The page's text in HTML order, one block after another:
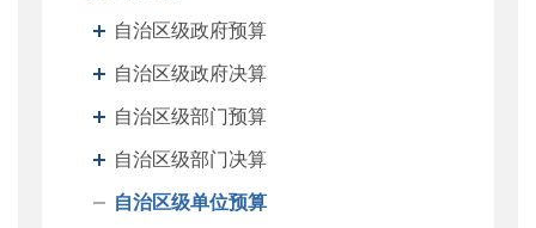
自治区级政府预算
自治区级政府决算
自治区级部门预算
自治区级部门决算
自治区级单位预算